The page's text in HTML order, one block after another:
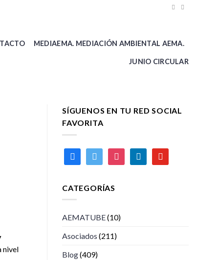
MEDIAEMA. MEDIACIÓN AMBIENTAL AEMA.
JUNIO CIRCULAR
nivel
SÍGUENOS EN TU RED SOCIAL
FAVORITA
facebooktwitter instagramlinkedin youtube
CATEGORÍAS
AEMATUBE(10)
Asociados (211)
Blog(409)